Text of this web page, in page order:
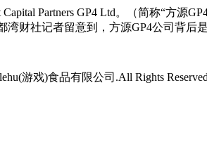
Partners GP4 Ltd。（简称“方源
湾财社记者留意到，方源GP4公司背后是
游戏)食品有限公司.All Rights Reserved